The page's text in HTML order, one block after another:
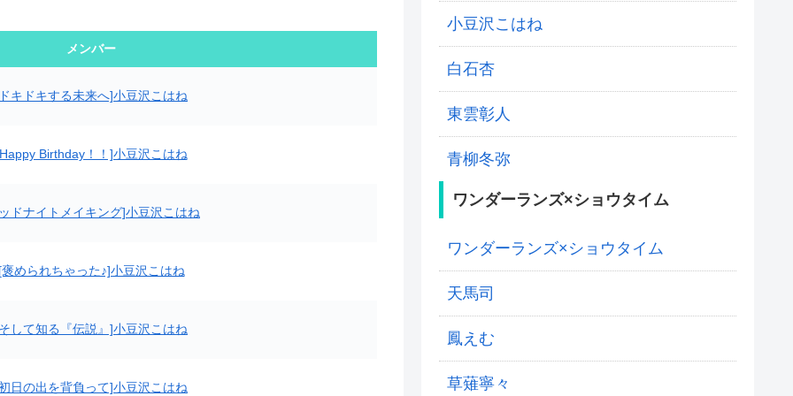
メンバー
キドキする未来へ]小豆沢こはね
Birthday！！]小豆沢こはね
ドナイトメイキング]小豆沢こはね
められちゃった♪]小豆沢こはね
して知る『伝説』]小豆沢こはね
日の出を背負って]小豆沢こはね
小豆沢こはね
白石杏
東雲彰人
青柳冬弥
ワンダーランズ×ショウタイム
ワンダーランズ×ショウタイム
天馬司
鳳えむ
草薙寧々